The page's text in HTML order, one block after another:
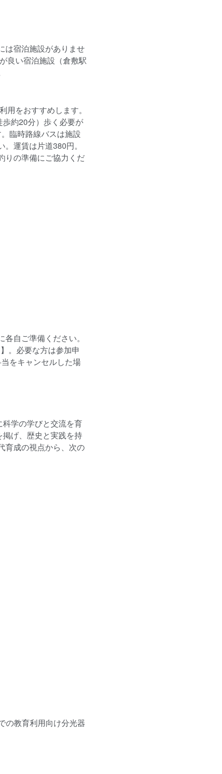
は宿泊施設がありませ
良い宿泊施設（倉敷駅
をおすすめします。
約20分）歩く必要が
臨時路線バスは施設
運賃は片道380円。
りの準備にご協力くだ
自ご準備ください。
。必要な方は参加申
をキャンセルした場
学の学びと交流を育
げ、歴史と実践を持
育成の視点から、次の
の教育利用向け分光器